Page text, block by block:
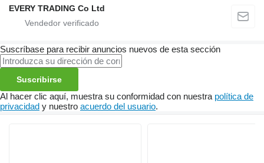
EVERY TRADING Co Ltd
Suscríbase para recibir anuncios nuevos de esta sección
Suscribirse
Al hacer clic aquí, muestra su conformidad con nuestra política de
privacidad y nuestro acuerdo del usuario.